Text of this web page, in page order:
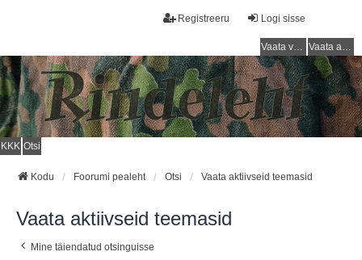
Logi sisse
Registreeru
Vaata vastamata teemasi Vaata aktiivseid teemasid
KKK Otsi
Kodu Foorumi pealeht Otsi Vaata aktiivseid teemasid
Vaata aktiivseid teemasid
Mine täiendatud otsinguisse